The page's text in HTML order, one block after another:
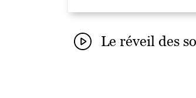
Le réveil des